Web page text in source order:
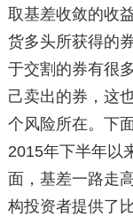
取基差收敛的收
货多头所获得的
于交割的券有很
己卖出的券，这
个风险所在。下
2015年下半年以
面，基差一路走
构投资者提供了